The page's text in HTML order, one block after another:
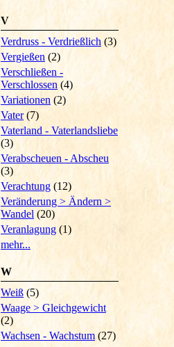
V
Verdruss - Verdrießlich (3)
Vergießen (2)
Verschließen -
Verschlossen (4)
Variationen (2)
Vater (7)
Vaterland - Vaterlandsliebe
(3)
Verabscheuen - Abscheu
(3)
Verachtung (12)
Veränderung > Ändern >
Wandel (20)
Veranlagung (1)
mehr...
W
Weiß (5)
Waage > Gleichgewicht
(2)
Wachsen - Wachstum (27)